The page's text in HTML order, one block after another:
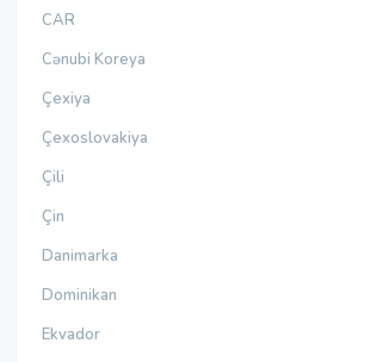
CAR
Cənubi Koreya
Çexiya
Çexoslovakiya
Çili
Çin
Danimarka
Dominikan
Ekvador